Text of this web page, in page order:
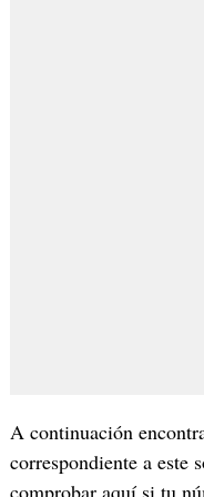
A continuación
correspondiente a este
comprobar aquí si tu